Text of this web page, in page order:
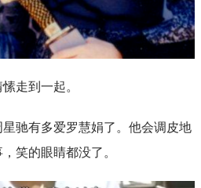
走到一起。
驰有多爱罗慧娟了。他会调皮地
笑的眼睛都没了。